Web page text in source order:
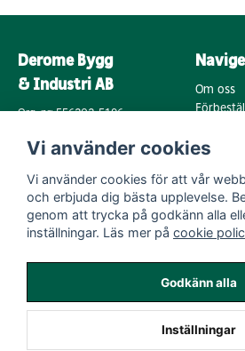
Derome Bygg
& Industri AB
Org. nr: 556202-5196
43248 Varberg
Kontakta oss
Mail:
byggoutlet@support.derome.se
Om oss
Köpvillkor
Cookies
Instagram
Vi använder cookies
Vi använder cookies för att vår
och erbjuda dig bästa upplevelse.
genom att trycka på godkänn alla
inställningar. Läs mer på cookie
Godkänn alla
Inställningar